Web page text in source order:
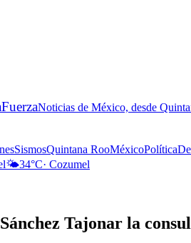
FuerzaNoticias de México, desde
SismosQuintana RooMéxicoPolítica
🌤️34°C· Cozumel
Tajonar la